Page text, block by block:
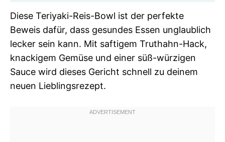
Diese Teriyaki-Reis-Bowl ist der perfekte
Beweis dafür, dass gesundes Essen unglaublich
lecker sein kann. Mit saftigem Truthahn-Hack,
knackigem Gemüse und einer süß-würzigen
Sauce wird dieses Gericht schnell zu deinem
neuen Lieblingsrezept.